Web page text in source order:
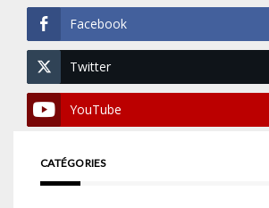
Facebook
Twitter
YouTube
CATÉGORIES